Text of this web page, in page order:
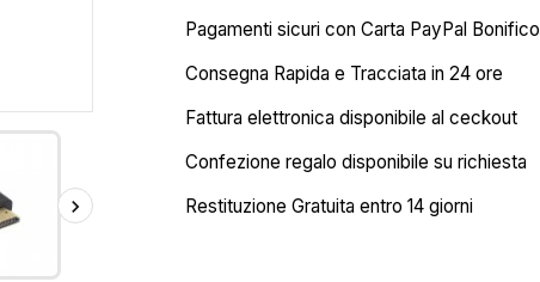
Pagamenti sicuri con Carta PayPal Bonifico
Consegna Rapida e Tracciata in 24 ore
Fattura elettronica disponibile al ceckout
Confezione regalo disponibile su richiesta
Restituzione Gratuita entro 14 giorni